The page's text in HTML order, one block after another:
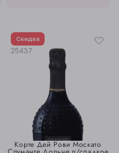
Скидка
25437
Корте Дей Рови Москато